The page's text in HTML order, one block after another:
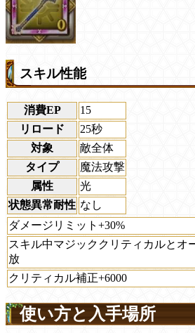
スキル性能
消費EP
15
リロード
25秒
対象
敵全体
タイプ
魔法攻撃
属性
光
状態異常耐性 なし
ダメージリミット+30%
スキル中マジッククリティカルとオ
放
クリティカル補正+6000
使い方と入手場所